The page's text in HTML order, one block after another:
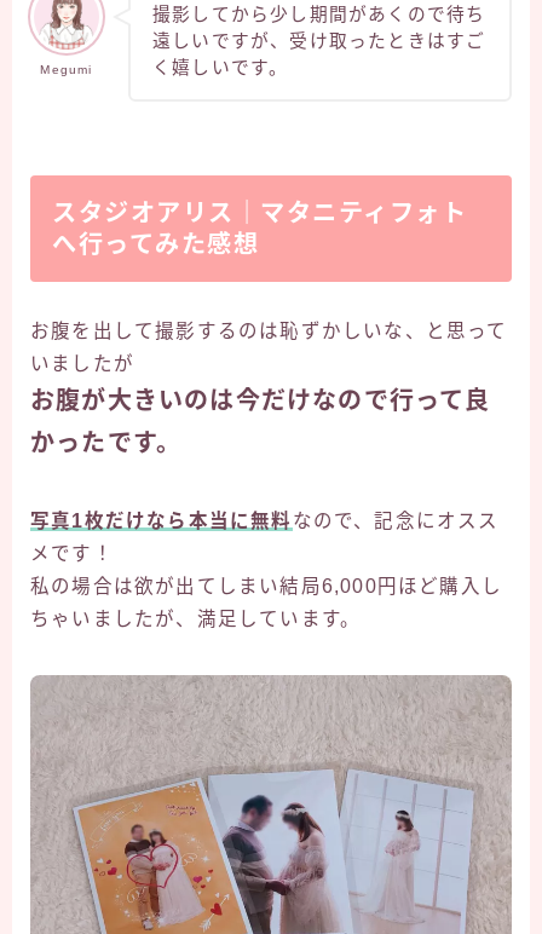
Megumi
撮影してから少し期間があくので待ち
遠しいですが、受け取ったときはすご
く嬉しいです。
スタジオアリス｜マタニティフォト
へ行ってみた感想
お腹を出して撮影するのは恥ずかしいな、と思って
いましたが
お腹が大きいのは今だけなので行って良
かったです。
写真1枚だけなら本当に無料 なので、記念にオスス
メです！
私の場合は欲が出てしまい結局6,000円ほど購入し
ちゃいましたが、満足しています。